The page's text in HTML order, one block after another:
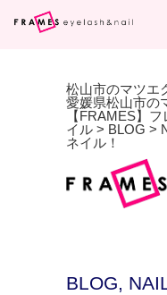
松山市のマツエ
愛媛県松山市の
【FRAMES】
イル > BLOG >
ネイル！
BLOG,